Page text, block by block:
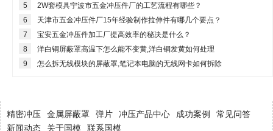
5
2W套模具宁波市五金冲压件厂的工艺流程有哪些？
6
天津市五金冲压件厂15年经验制作拉伸件有哪几个要点？
7
宝安五金冲压件加工厂提高效率的秘决是什么？
8
洋白铜屏蔽罩高温下怎么能不变黄,洋白铜发黄如何处理
9
怎么拆无线模块的屏蔽罩,笔记本电脑的无线网卡如何拆除
精密冲压 金属屏蔽罩 弹片 冲压产品中心 成功案例
常见问答
新闻动态
关于国模 联系国模